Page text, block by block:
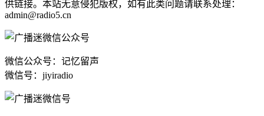
供链接。本站无意侵犯版权，如有此类问题请联系处理：
admin@radio5.cn
微信公众号：记忆留声
微信号：jiyiradio